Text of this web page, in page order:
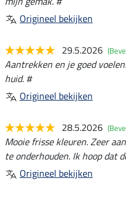
Origineel bekijken
29.5.2026
Aantrekken en je goed
huid. #
Origineel bekijken
28.5.2026
Mooie frisse kleuren. Zeer
te onderhouden. Ik hoop dat
Origineel bekijken